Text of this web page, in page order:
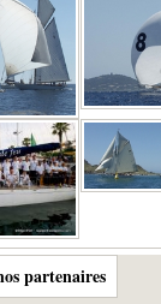
partenaires